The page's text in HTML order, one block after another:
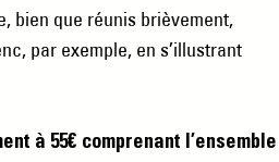
bien que réunis brièvement,
par exemple, en s’illustrant
à 55€ comprenant l’ensemble